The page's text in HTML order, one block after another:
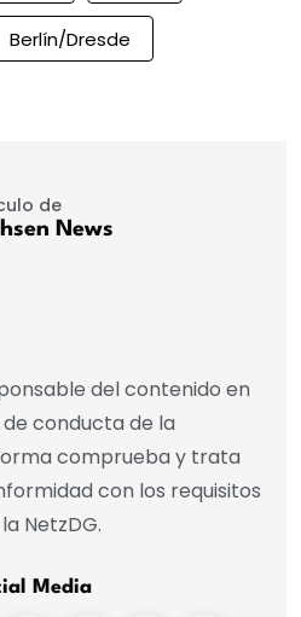
Berlín/Dresde
de
News
del contenido en
conducta de la
comprueba y trata
con los requisitos
NetzDG.
Media